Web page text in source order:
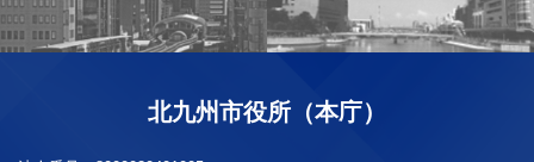
北九州市役所（本庁）